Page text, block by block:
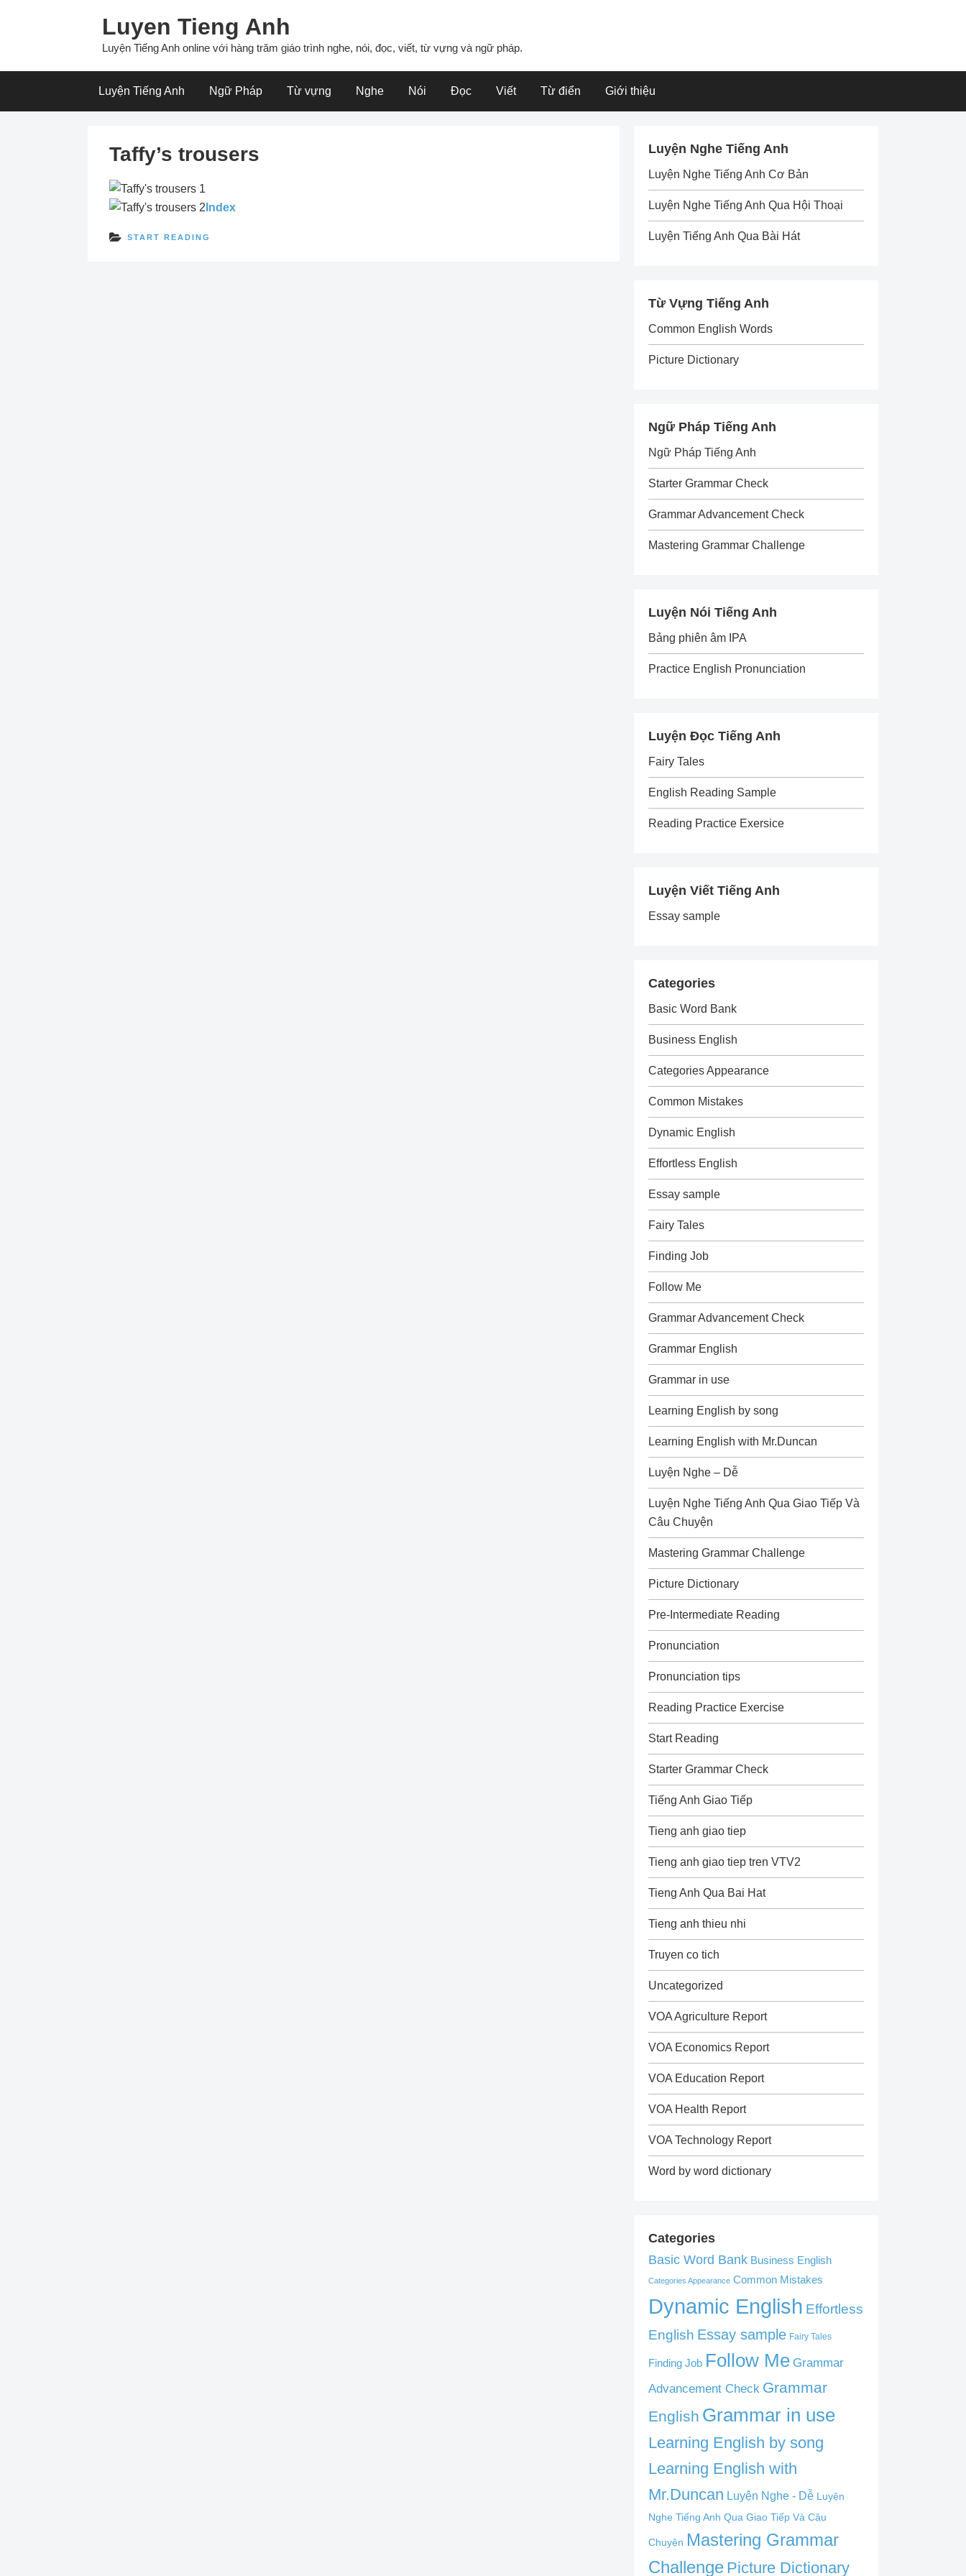
Luyen Tieng Anh
Luyện Tiếng Anh online với hàng trăm giáo trình nghe, nói, đọc, viết, từ vựng và ngữ pháp.
Luyện Tiếng Anh Ngữ Pháp Từ vựng Nghe Nói Đọc Viết Từ điển Giới thiệu
Taffy’s trousers
Index
START READING
Luyện Nghe Tiếng Anh
Luyện Nghe Tiếng Anh Cơ Bản
Luyện Nghe Tiếng Anh Qua Hội Thoại
Luyện Tiếng Anh Qua Bài Hát
Từ Vựng Tiếng Anh
Common English Words
Picture Dictionary
Ngữ Pháp Tiếng Anh
Ngữ Pháp Tiếng Anh
Starter Grammar Check
Grammar Advancement Check
Mastering Grammar Challenge
Luyện Nói Tiếng Anh
Bảng phiên âm IPA
Practice English Pronunciation
Luyện Đọc Tiếng Anh
Fairy Tales
English Reading Sample
Reading Practice Exersice
Luyện Viết Tiếng Anh
Essay sample
Categories
Basic Word Bank
Business English
Categories Appearance
Common Mistakes
Dynamic English
Effortless English
Essay sample
Fairy Tales
Finding Job
Follow Me
Grammar Advancement Check
Grammar English
Grammar in use
Learning English by song
Learning English with Mr.Duncan
Luyện Nghe – Dễ
Luyện Nghe Tiếng Anh Qua Giao Tiếp Và
Câu Chuyện
Mastering Grammar Challenge
Picture Dictionary
Pre-Intermediate Reading
Pronunciation
Pronunciation tips
Reading Practice Exercise
Start Reading
Starter Grammar Check
Tiếng Anh Giao Tiếp
Tieng anh giao tiep
Tieng anh giao tiep tren VTV2
Tieng Anh Qua Bai Hat
Tieng anh thieu nhi
Truyen co tich
Uncategorized
VOA Agriculture Report
VOA Economics Report
VOA Education Report
VOA Health Report
VOA Technology Report
Word by word dictionary
Categories
Basic Word Bank Business English
Categories Appearance Common Mistakes
Dynamic English Effortless
English Essay sample Fairy Tales
Finding Job Follow Me Grammar
Advancement Check Grammar
English Grammar in use
Learning English by song
Learning English with
Mr.Duncan Luyện Nghe - Dễ Luyện
Nghe Tiếng Anh Qua Giao Tiếp Và Câu
Chuyện Mastering Grammar
Challenge Picture Dictionary